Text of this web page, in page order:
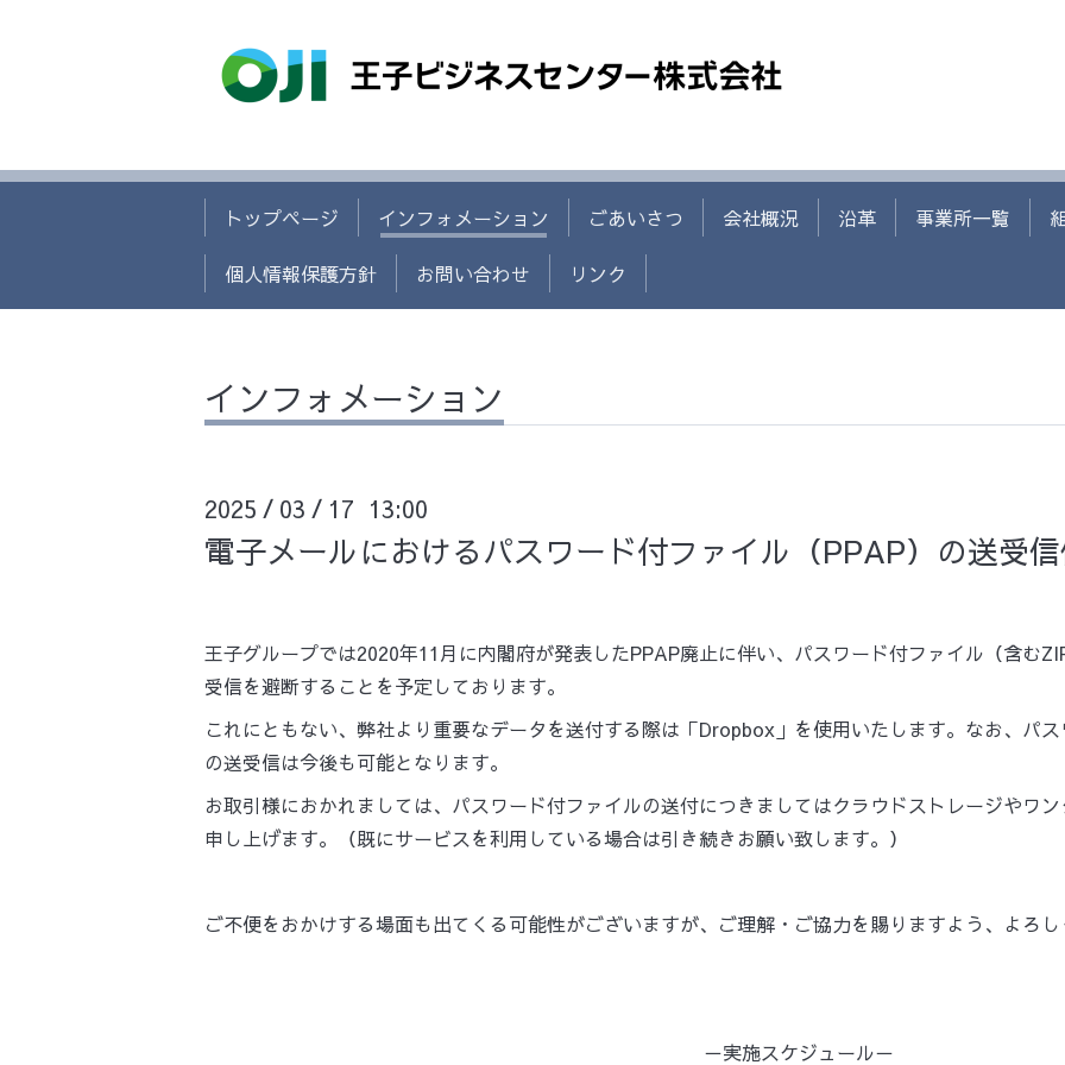
トップページ インフォメーション ごあいさつ 会社概況 沿革 事業所一覧
個人情報保護方針 お問い合わせ リンク
インフォメーション
2025 / 03 / 17 13:00
電子メールにおけるパスワード付ファイル（PPAP）の送受
王子グループでは2020年11月に内閣府が発表したPPAP廃止に伴い、パスワード付ファイル（含む
受信を避断することを予定しております。
これにともない、弊社より重要なデータを送付する際は「Dropbox」を使用いたします。なお、パ
の送受信は今後も可能となります。
お取引様におかれましては、パスワード付ファイルの送付につきましてはクラウドストレージやワ
申し上げます。（既にサービスを利用している場合は引き続きお願い致します。）
ご不便をおかけする場面も出てくる可能性がございますが、ご理解・ご協力を賜りますよう、よろし
－実施スケジュール－